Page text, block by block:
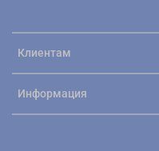
Клиентам
Информация